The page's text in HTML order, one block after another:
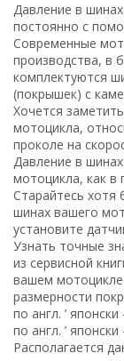
Давление в
постоянно с
Современные
производства, в
комплектуются
(покрышек) с
Хочется
мотоцикла,
проколе на
Давление в
мотоцикла, как в
Старайтесь хотя
шинах вашего
установите
Узнать точные
из сервисной
вашем мотоцикле
размерности
по англ. ’
по англ. ’
Располагается